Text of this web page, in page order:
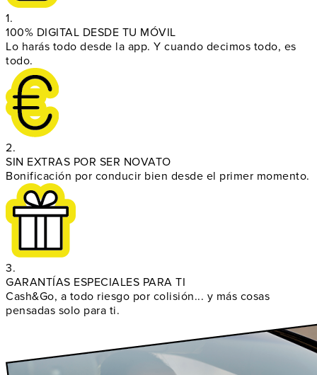
1.
100% DIGITAL DESDE TU MÓVIL
Lo harás todo desde la app. Y cuando decimos todo, es
todo.
2.
SIN EXTRAS POR SER NOVATO
Bonificación por conducir bien desde el primer momento.
3.
GARANTÍAS ESPECIALES PARA TI
Cash&Go, a todo riesgo por colisión... y más cosas
pensadas solo para ti.